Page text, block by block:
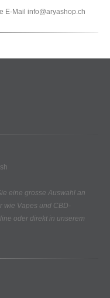
E-Mail info@aryashop.ch
eine grosse Auswahl an
wie Vapes und CBD-
oder direkt in unserem